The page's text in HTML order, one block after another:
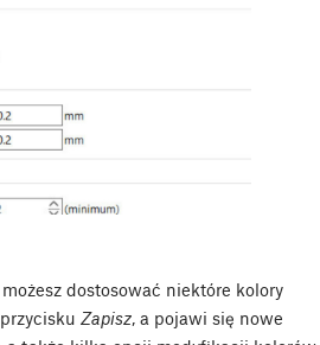
dostosować niektóre kolory
Zapisz, a pojawi się nowe